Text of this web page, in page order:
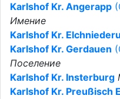
Karlshof Kr. Angerapp
Имение
Karlshof Kr.
Karlshof Kr. Gerdauen
Поселение
Karlshof Kr. Insterburg
Karlshof Kr. Preußisch